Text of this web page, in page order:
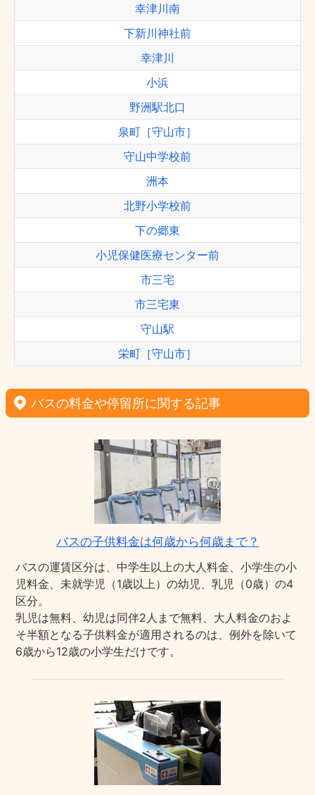
幸津川南
下新川神社前
幸津川
小浜
野洲駅北口
泉町［守山市］
守山中学校前
洲本
北野小学校前
下の郷東
小児保健医療センター前
市三宅
市三宅東
守山駅
栄町［守山市］
バスの料金や停留所に関する記事
バスの子供料金は何歳から何歳まで？
バスの運賃区分は、中学生以上の大人料金、小学生の小
児料金、未就学児（1歳以上）の幼児、乳児（0歳）の4
区分。
乳児は無料、幼児は同伴2人まで無料、大人料金のおよ
そ半額となる子供料金が適用されるのは、例外を除いて
6歳から12歳の小学生だけです。